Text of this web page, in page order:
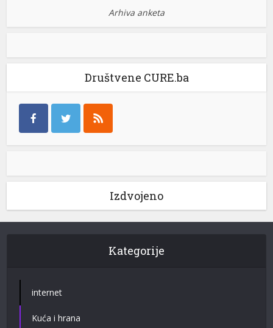
Arhiva anketa
Društvene CURE.ba
Izdvojeno
Kategorije
internet
Kuća i hrana